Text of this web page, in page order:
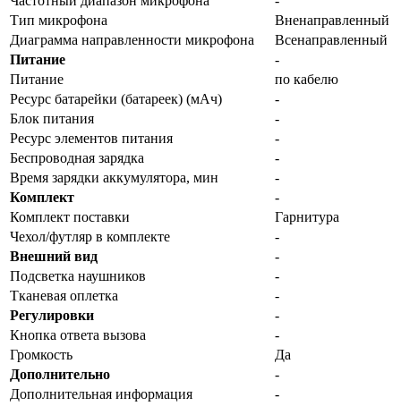
Тип микрофона
Вненаправленный
Диаграмма направленности микрофона
Всенаправленный
Питание
-
Питание
по кабелю
Ресурс батарейки (батареек) (мАч)
-
Блок питания
-
Ресурс элементов питания
-
Беспроводная зарядка
-
Время зарядки аккумулятора, мин
-
Комплект
-
Комплект поставки
Гарнитура
Чехол/футляр в комплекте
-
Внешний вид
-
Подсветка наушников
-
Тканевая оплетка
-
Регулировки
-
Кнопка ответа вызова
-
Громкость
Да
Дополнительно
-
Дополнительная информация
-